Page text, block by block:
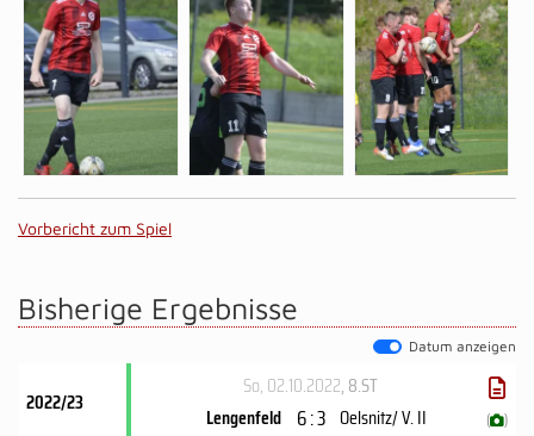
Vorbericht zum Spiel
Bisherige Ergebnisse
Datum anzeigen
2022/23
So, 02.10.2022, 8.ST
Lengenfeld 6 : 3 Oelsnitz/ V. II ( )